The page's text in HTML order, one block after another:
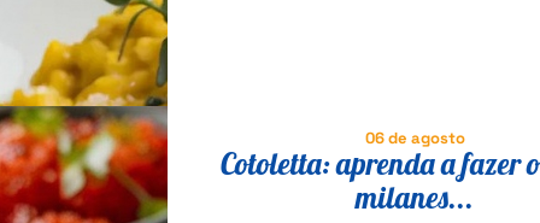
06 de agosto
Cotoletta: aprenda a fazer
milanes...